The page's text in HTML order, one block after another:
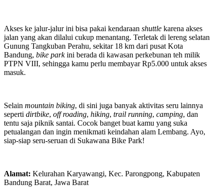
Akses ke jalur-jalur ini bisa pakai kendaraan shuttle karena akses
jalan yang akan dilalui cukup menantang. Terletak di lereng selatan
Gunung Tangkuban Perahu, sekitar 18 km dari pusat Kota
Bandung, bike parkini berada di kawasan perkebunan teh milik
PTPN VIII, sehingga kamu perlu membayar Rp5.000 untuk akses
masuk.
Selain mountain biking, di sini juga banyak aktivitas seru lainnya
seperti dirtbike, off roading, hiking, trail running, camping, dan
tentu saja piknik santai. Cocok banget buat kamu yang suka
petualangan dan ingin menikmati keindahan alam Lembang. Ayo,
siap-siap seru-seruan di Sukawana Bike Park!
Alamat: Kelurahan Karyawangi, Kec. Parongpong, Kabupaten
Bandung Barat, Jawa Barat